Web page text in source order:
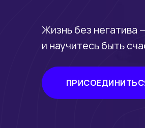
Жизнь без негатива
и научитесь быть